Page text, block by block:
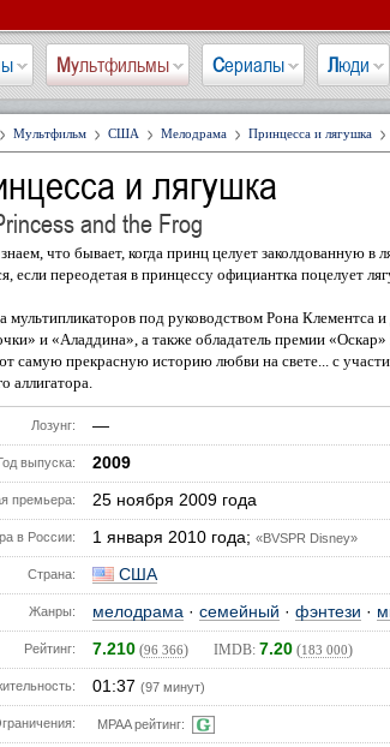
Мультфильмы Сериалы Люди
Мультфильм США Мелодрама Принцесса и лягушка
и лягушка
and the Frog
что бывает, когда принц целует заколдованную в
если переодетая в принцессу официантка поцелует
мультипликаторов под руководством Рона Клементса
и «Аладдина», а также обладатель премии
самую прекрасную историю любви на свете... с
аллигатора.
Лозунг: —
выпуска: 2009
премьера: 25 ноября 2009 года
в России: 1 января 2010 года; «BVSPR Disney»
Страна: США
Жанры: мелодрама · семейный · фэнтези ·
Рейтинг: 7.210 (96 366) IMDB: 7.20 (183 000)
01:37 (97 минут)
MPAA рейтинг: